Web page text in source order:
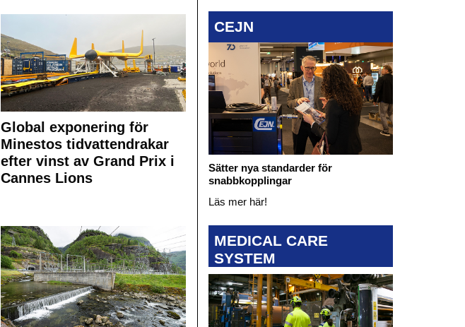
Global exponering för
Minestos tidvattendrakar
efter vinst av Grand Prix i
Cannes Lions
CEJN
Sätter nya standarder för
snabbkopplingar
Läs mer här!
MEDICAL CARE
SYSTEM